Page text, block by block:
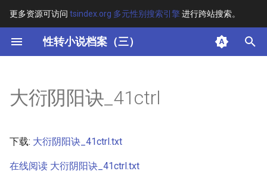
更多资源可访问 tsindex.org 多元性别搜索引擎进行跨站搜索。
性转小说档案（三）
键
开
搜
索
其他信息
正文
大衍阴阳诀_41ctrl
下载: 大衍阴阳诀_41ctrl.txt
在线阅读 大衍阴阳诀_41ctrl.txt